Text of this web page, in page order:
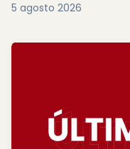
5 agosto 2026